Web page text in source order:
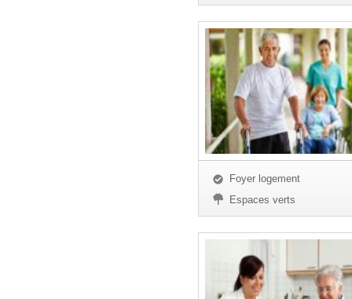
Foyer logement
Espaces verts